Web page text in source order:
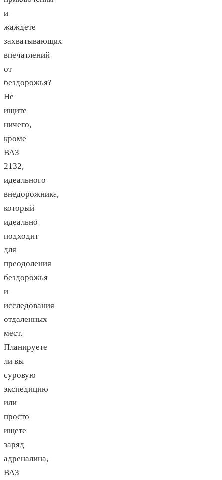
и
жаждете
захватывающих
впечатлений
от
бездорожья?
Не
ищите
ничего,
кроме
ВАЗ
2132,
идеального
внедорожника,
который
идеально
подходит
для
преодоления
бездорожья
и
исследования
отдаленных
мест.
Планируете
ли вы
суровую
экспедицию
или
просто
ищете
заряд
адреналина,
ВАЗ